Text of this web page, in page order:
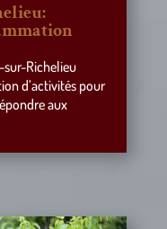
Richelieu
d’activités pour
aux